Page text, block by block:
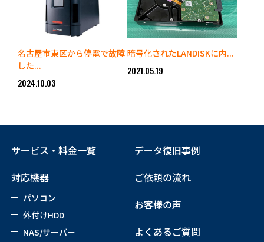
名古屋市東区から停電で故障
した...
2024.10.03
暗号化されたLANDISKに内...
2021.05.19
サービス・料金一覧
対応機器
パソコン
外付けHDD
NAS/サーバー
データ復旧事例
ご依頼の流れ
お客様の声
よくあるご質問